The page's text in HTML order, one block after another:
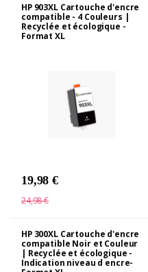
HP 903XL Cartouche d'encre
compatible - 4 Couleurs |
Recyclée et écologique -
Format XL
19,98 €
24,98 €
HP 300XL Cartouche d'encre
compatible Noir et Couleur
| Recyclée et écologique -
Indication niveau d encre-